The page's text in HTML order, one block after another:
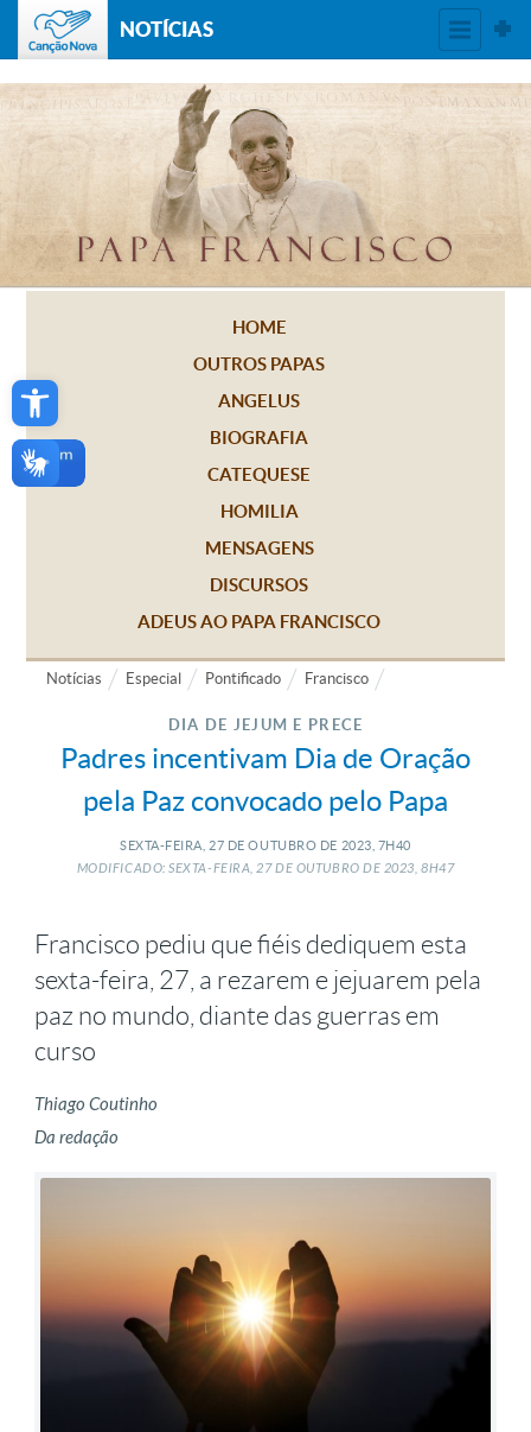
Open toolbar
NOTÍCIAS
HOME
OUTROS PAPAS
ANGELUS
BIOGRAFIA
CATEQUESE
HOMILIA
MENSAGENS
DISCURSOS
ADEUS AO PAPA FRANCISCO
Notícias Especial Pontificado Francisco
DIA DE JEJUM E PRECE
Padres incentivam Dia de Oração
pela Paz convocado pelo Papa
SEXTA-FEIRA, 27 DE OUTUBRO DE 2023, 7H40
MODIFICADO: SEXTA-FEIRA, 27DE OUTUBRO DE 2023, 8H47
Francisco pediu que fiéis dediquem esta
sexta-feira, 27, a rezarem e jejuarem pela
paz no mundo, diante das guerras em
curso
Thiago Coutinho
Da redação